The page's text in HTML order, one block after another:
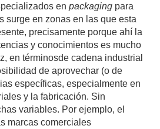
enpackaging para
surge en zonas en las que esta
precisamente porque ahí la
y conocimientos es mucho
en términosde cadena industrial
de aprovechar (o de
específicas, especialmente en
y la fabricación. Sin
variables. Por ejemplo, el
marcas comerciales